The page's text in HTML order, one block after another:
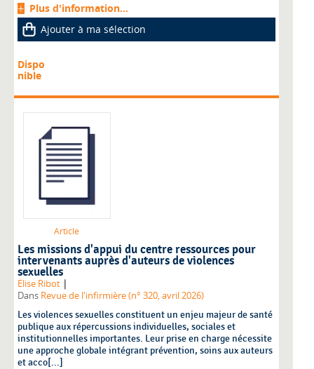
Plus d'information...
Ajouter à ma sélection
Dispo
nible
Article
Les missions d'appui du centre ressources pour
intervenants auprès d'auteurs de violences
sexuelles
Elise Ribot |
Dans Revue de l'infirmière (n° 320, avril 2026)
Les violences sexuelles constituent un enjeu majeur de santé
publique aux répercussions individuelles, sociales et
institutionnelles importantes. Leur prise en charge nécessite
une approche globale intégrant prévention, soins aux auteurs
et acco[...]